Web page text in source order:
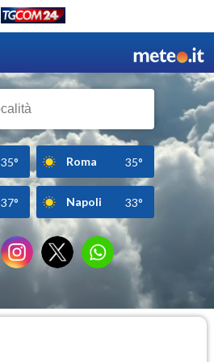
35° Roma 35°
37° Napoli 33°